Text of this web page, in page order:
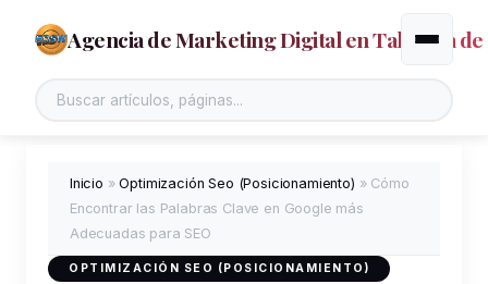
Agencia de Marketing Digital en Talavera de
Buscar en el sitio
Alternar
Inicio »Optimización Seo (Posicionamiento) » Cómo
Encontrar las Palabras Clave en Google más
Adecuadas para SEO
OPTIMIZACIÓN SEO (POSICIONAMIENTO)